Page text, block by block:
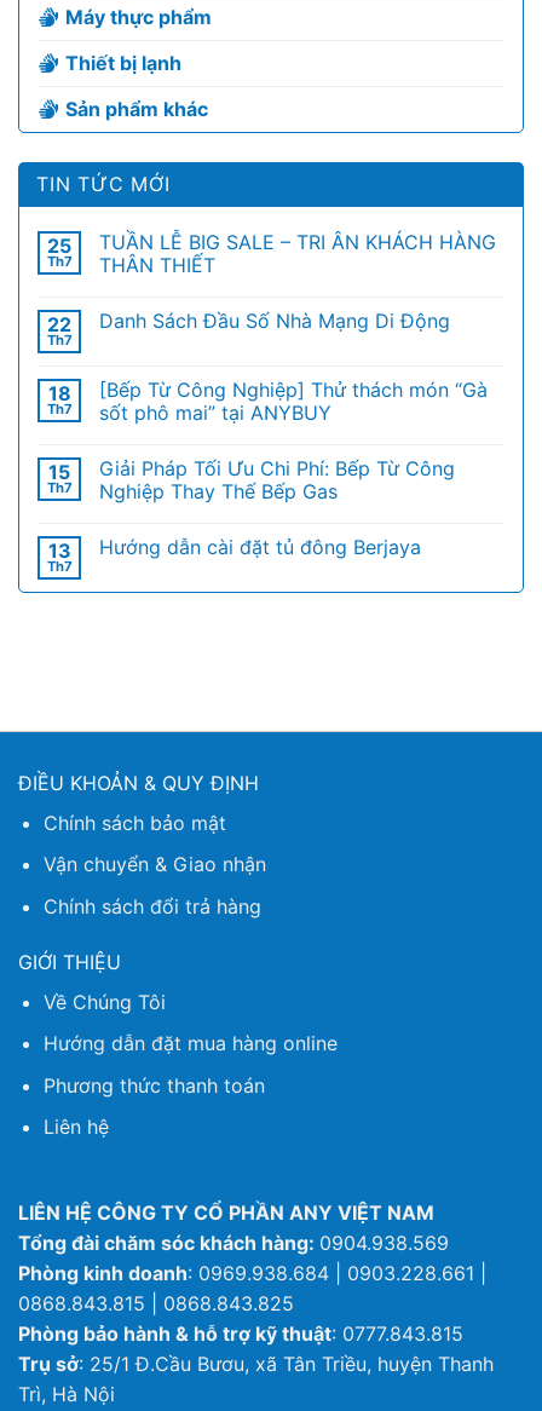
Máy thực phẩm
Thiết bị lạnh
Sản phẩm khác
TIN TỨC MỚI
25
Th7
TUẦN LỄ BIG SALE – TRI ÂN KHÁCH HÀNG
THÂN THIẾT
22
Th7
Danh Sách Đầu Số Nhà Mạng Di Động
18
Th7
[Bếp Từ Công Nghiệp] Thử thách món “Gà
sốt phô mai” tại ANYBUY
15
Th7
Giải Pháp Tối Ưu Chi Phí: Bếp Từ Công
Nghiệp Thay Thế Bếp Gas
13
Th7
Hướng dẫn cài đặt tủ đông Berjaya
ĐIỀU KHOẢN & QUY ĐỊNH
Chính sách bảo mật
Vận chuyển & Giao nhận
Chính sách đổi trả hàng
GIỚI THIỆU
Về Chúng Tôi
Hướng dẫn đặt mua hàng online
Phương thức thanh toán
Liên hệ
LIÊN HỆ CÔNG TY CỔ PHẦN ANY VIỆT NAM
Tổng đài chăm sóc khách hàng: 0904.938.569
Phòng kinh doanh: 0969.938.684 | 0903.228.661 |
0868.843.815 | 0868.843.825
Phòng bảo hành & hỗ trợ kỹ thuật: 0777.843.815
Trụ sở: 25/1 Đ.Cầu Bươu, xã Tân Triều, huyện Thanh
Trì, Hà Nội